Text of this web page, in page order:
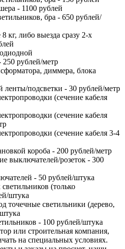
- 1100 рублей
бра - 650 рублей/
кг, либо выезда сразу 2-х
250 рублей/метр
диммера, блока
ленты/подсветки - 30 рублей/метр
(сечение кабеля
(сечение кабеля
(сечение кабеля 3-4
короба - 200 рублей/метр
выключателей/розеток - 300
- 50 рублей/штука
(только
штука
точечные светильники (дерево,
- 100 рублей/штука
или строительная компания,
на специальных условиях.